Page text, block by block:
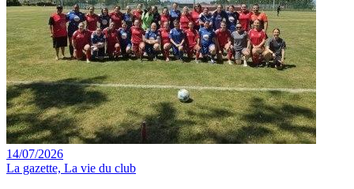
14/07/2026
La gazette, La vie du club